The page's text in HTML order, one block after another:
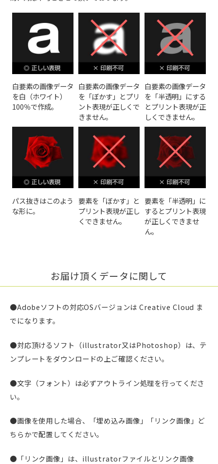
白要素の画像データ
を白（ホワイト）
100％で作成。
白要素の画像データ
を「ぼかす」とプリ
ント表現が正しくで
きません。
白要素の画像データ
を「半透明」にする
とプリント表現が正
しくできません。
パス抜きはこのよう
な形に。
要素を「ぼかす」と
プリント表現が正し
くできません。
要素を「半透明」に
するとプリント表現
が正しくできませ
ん。
お届け頂くデータに関して
●Adobeソフトの対応OSバージョンは Creative Cloud ま
でになります。
●対応頂けるソフト（illustrator又はPhotoshop）は、テ
ンプレートをダウンロードの上ご確認ください。
●文字（フォント）は必ずアウトライン処理を行ってくださ
い。
●画像を使用した場合、「埋め込み画像」「リンク画像」ど
ちらかで配置してください。
●「リンク画像」は、illustratorファイルとリンク画像